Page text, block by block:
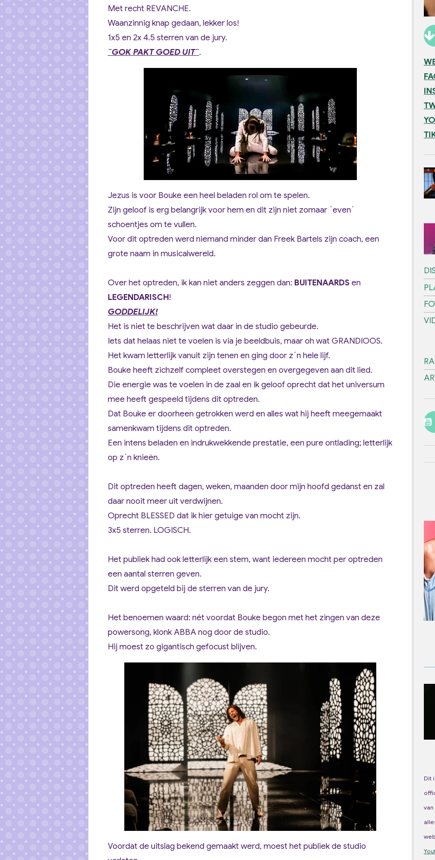
Met recht REVANCHE.
Waanzinnig knap gedaan, lekker los!
1x5 en 2x 4.5 sterren van de jury.
¨GOK PAKT GOED UIT¨.
Jezus is voor Bouke een heel beladen rol om te spelen.
Zijn geloof is erg belangrijk voor hem en dit zijn niet zomaar ´even´
schoentjes om te vullen.
Voor dit optreden werd niemand minder dan Freek Bartels zijn coach, een
grote naam in musicalwereld.
Over het optreden, ik kan niet anders zeggen dan: BUITENAARDSen
LEGENDARISCH!
GODDELIJK!
Het is niet te beschrijven wat daar in de studio gebeurde.
Iets dat helaas niet te voelen is via je beeldbuis, maar oh wat GRANDIOOS.
Het kwam letterlijk vanuit zijn tenen en ging door z´n hele lijf.
Bouke heeft zichzelf compleet overstegen en overgegeven aan dit lied.
Die energie was te voelen in de zaal en ik geloof oprecht dat het universum
mee heeft gespeeld tijdens dit optreden.
Dat Bouke er doorheen getrokken werd en alles wat hij heeft meegemaakt
samenkwam tijdens dit optreden.
Een intens beladen en indrukwekkende prestatie, een pure ontlading; letterlijk
op z´n knieën.
Dit optreden heeft dagen, weken, maanden door mijn hoofd gedanst en zal
daar nooit meer uit verdwijnen.
Oprecht BLESSED dat ik hier getuige van mocht zijn.
3x5 sterren. LOGISCH.
Het publiek had ook letterlijk een stem, want iedereen mocht per optreden
een aantal sterren geven.
Dit werd opgeteld bij de sterren van de jury.
Het benoemen waard: nét voordat Bouke begon met het zingen van deze
powersong, klonk ABBA nog door de studio.
Hij moest zo gigantisch gefocust blijven.
Voordat de uitslag bekend gemaakt werd, moest het publiek de studio
Dit
van
web